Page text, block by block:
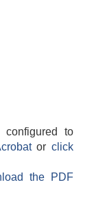
to
orclick
the PDF